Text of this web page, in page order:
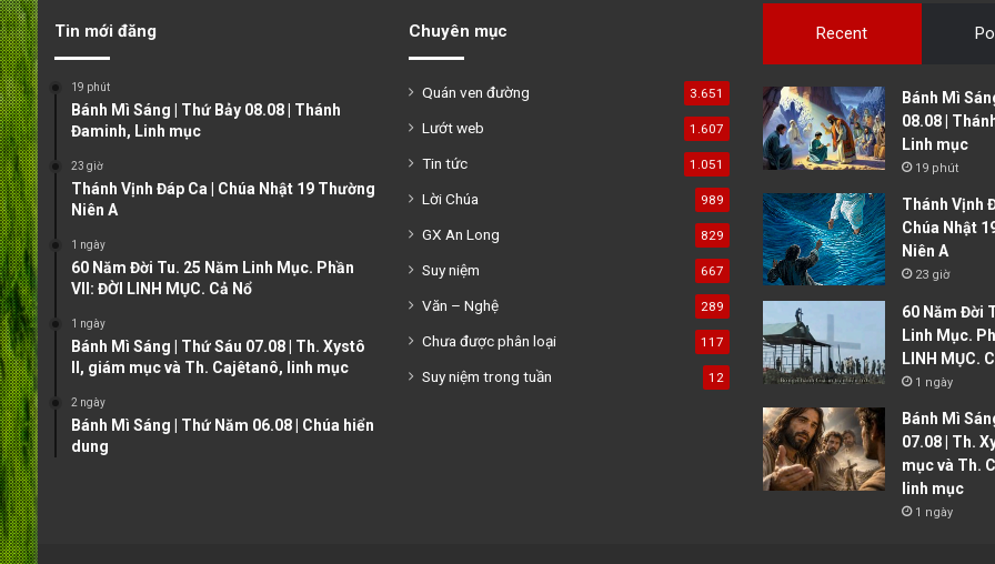
Tin mới đăng
19 phút
Bánh Mì Sáng | Thứ Bảy 08.08 | Thánh
Đaminh, Linh mục
23 giờ
Thánh Vịnh Đáp Ca | Chúa Nhật 19 Thường
Niên A
1 ngày
60 Năm Đời Tu. 25 Năm Linh Mục. Phần
VII: ĐỜI LINH MỤC. Cả Nổ
1 ngày
Bánh Mì Sáng | Thứ Sáu 07.08 | Th. Xystô
II, giám mục và Th. Cajêtanô, linh mục
2 ngày
Bánh Mì Sáng | Thứ Năm 06.08 | Chúa hiển
dung
Chuyên mục
Quán ven đường 3.651
Lướt web 1.607
Tin tức 1.051
Lời Chúa 989
GX An Long 829
Suy niệm 667
Văn – Nghệ 289
Chưa được phân loại 117
Suy niệm trong tuần 12
Recent
Bánh Mì
08.08 |
Linh mục
19 phút
Thánh Vịnh
Chúa Nhật
Niên A
23 giờ
60 Năm Đời
Linh Mục.
LINH MỤC.
1 ngày
Bánh Mì
07.08 | Th.
mục và Th.
linh mục
1 ngày